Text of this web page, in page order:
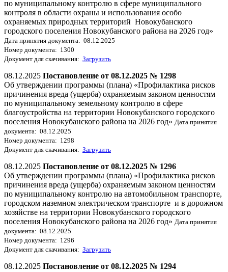
по муниципальному контролю в сфере муниципального
контроля в области охраны и использования особо
охраняемых природных территорий Новокубанского
городского поселения Новокубанского района на 2026 год»
Дата принятия документа: 08.12.2025
Номер документа: 1300
Документ для скачивания: Загрузить
08.12.2025 Постановление от 08.12.2025 № 1298
Об утверждении программы (плана) «Профилактика рисков
причинения вреда (ущерба) охраняемым законом ценностям
по муниципальному земельному контролю в сфере
благоустройства на территории Новокубанского городского
поселения Новокубанского района на 2026 год» Дата принятия
документа: 08.12.2025
Номер документа: 1298
Документ для скачивания: Загрузить
08.12.2025 Постановление от 08.12.2025 № 1296
Об утверждении программы (плана) «Профилактика рисков
причинения вреда (ущерба) охраняемым законом ценностям
по муниципальному контролю на автомобильном транспорте,
городском наземном электрическом транспорте и в дорожном
хозяйстве на территории Новокубанского городского
поселения Новокубанского района на 2026 год» Дата принятия
документа: 08.12.2025
Номер документа: 1296
Документ для скачивания: Загрузить
08.12.2025 Постановление от 08.12.2025 № 1294